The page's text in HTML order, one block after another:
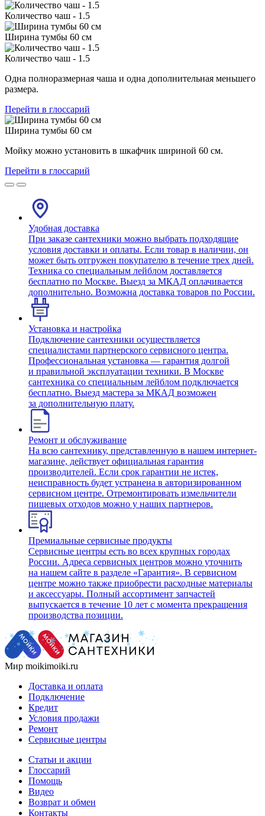
Количество чаш - 1.5
Ширина тумбы 60 см
Количество чаш - 1.5
Одна полноразмерная чаша и одна дополнительная меньшего
размера.
Перейти в глоссарий
Ширина тумбы 60 см
Мойку можно установить в шкафчик шириной 60 см.
Перейти в глоссарий
Удобная доставка
При заказе сантехники можно выбрать подходящие
условия доставки и оплаты. Если товар в наличии, он
может быть отгружен покупателю в течение трех дней.
Техника со специальным лейблом доставляется
бесплатно по Москве. Выезд за МКАД оплачивается
дополнительно. Возможна доставка товаров по России.
Установка и настройка
Подключение сантехники осуществляется
специалистами партнерского сервисного центра.
Профессиональная установка — гарантия долгой
и правильной эксплуатации техники. В Москве
сантехника со специальным лейблом подключается
бесплатно. Выезд мастера за МКАД возможен
за дополнительную плату.
Ремонт и обслуживание
На всю сантехнику, представленную в нашем интернет-
магазине, действует официальная гарантия
производителей. Если срок гарантии не истек,
неисправность будет устранена в авторизированном
сервисном центре. Отремонтировать измельчители
пищевых отходов можно у наших партнеров.
Премиальные сервисные продукты
Сервисные центры есть во всех крупных городах
России. Адреса сервисных центров можно уточнить
на нашем сайте в разделе «Гарантия». В сервисном
центре можно также приобрести расходные материалы
и аксессуары. Полный ассортимент запчастей
выпускается в течение 10 лет с момента прекращения
производства позиции.
Мир moikimoiki.ru
Доставка и оплата
Подключение
Кредит
Условия продажи
Ремонт
Сервисные центры
Статьи и акции
Глоссарий
Помощь
Видео
Возврат и обмен
Контакты